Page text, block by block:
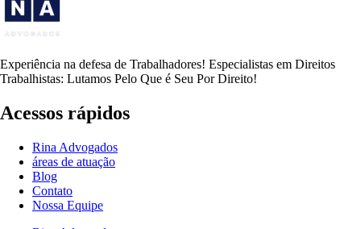
Experiência na defesa de Trabalhadores! Especialistas em Direitos
Trabalhistas: Lutamos Pelo Que é Seu Por Direito!
Acessos rápidos
Rina Advogados
áreas de atuação
Blog
Contato
Nossa Equipe